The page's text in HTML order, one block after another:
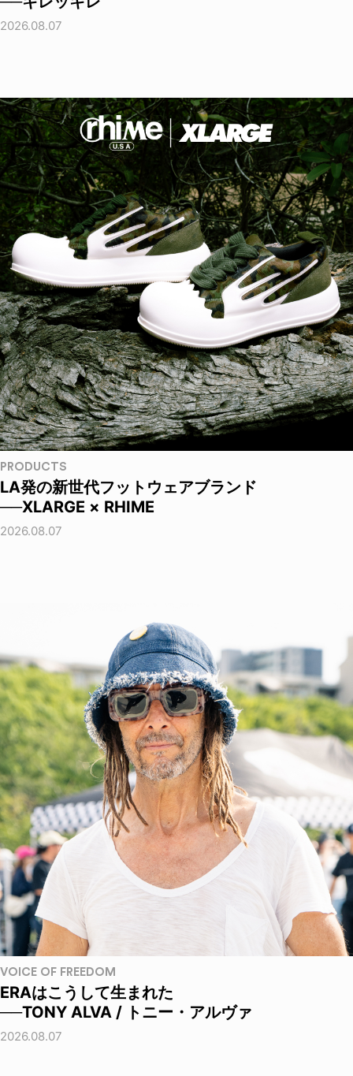
2026.08.07
PRODUCTS
LA発の新世代フットウェアブランド
──XLARGE × RHIME
2026.08.07
VOICE OF FREEDOM
ERAはこうして生まれた
──TONY ALVA / トニー・アルヴァ
2026.08.07